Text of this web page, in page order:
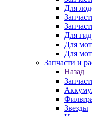
Для
Для
Для
Для
Запчасти и
Назад
Звезды